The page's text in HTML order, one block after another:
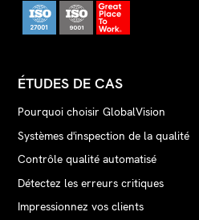
ÉTUDES DE CAS
Pourquoi choisir GlobalVision
Systèmes d'inspection de la qualité
Contrôle qualité automatisé
Détectez les erreurs critiques
Impressionnez vos clients